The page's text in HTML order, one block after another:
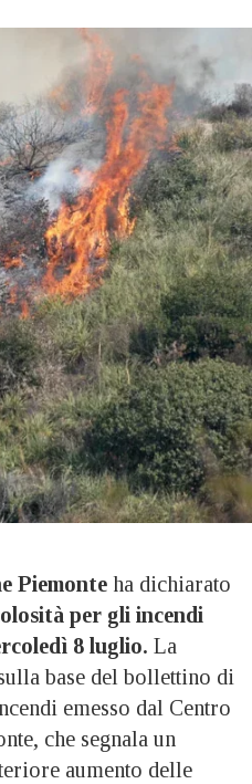
Piemonte ha dichiarato
per gli incendi
8 luglio. La
base del bollettino di
emesso dal Centro
che segnala un
aumento delle